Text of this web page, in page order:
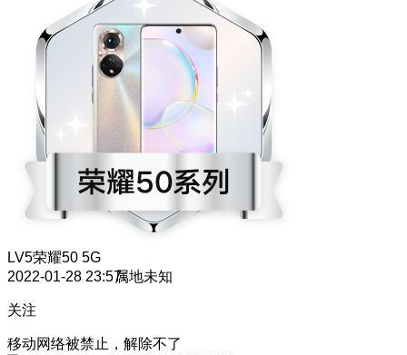
LV5荣耀50 5G
2022-01-28 23:57属地未知
关注
移动网络被禁止，解除不了